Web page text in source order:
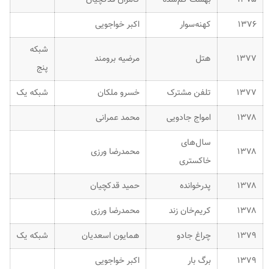
۱۳۷۶
کهنه‌سوار اکبر خواجویی
۱۳۷۷ هتل مرضیه برومند
شبکه
پنج
۱۳۷۷
تلفن مشترک خسرو ملکان
شبکه یک
۱۳۷۸
امواج جادویی محمد عمرانی
۱۳۷۸
سال‌های
خاکستری
محمدرضا ورزی
۱۳۷۸ پدرخوانده
حمید قدکچیان
۱۳۷۸
کریم‌خان زند
محمدرضا ورزی
۱۳۷۹
چراغ جادو همایون اسعدیان
شبکه یک
۱۳۷۹
برگ بار اکبر خواجویی